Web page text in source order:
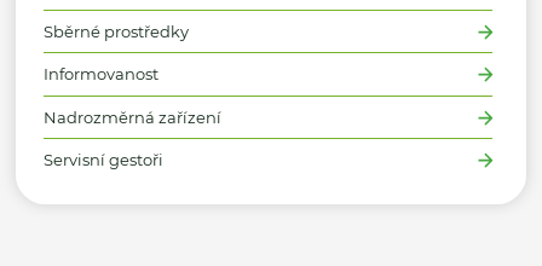
Sběrné prostředky
Informovanost
Nadrozměrná zařízení
Servisní gestoři